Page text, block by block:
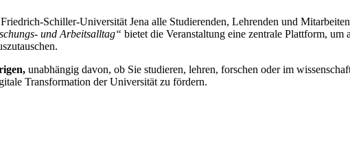
Schiller-Universität Jena alle Studierenden, Lehrenden und
und Arbeitsalltag“ bietet die Veranstaltung eine zentrale Plattform,
unabhängig davon, ob Sie studieren, lehren, forschen oder im
Transformation der Universität zu fördern.